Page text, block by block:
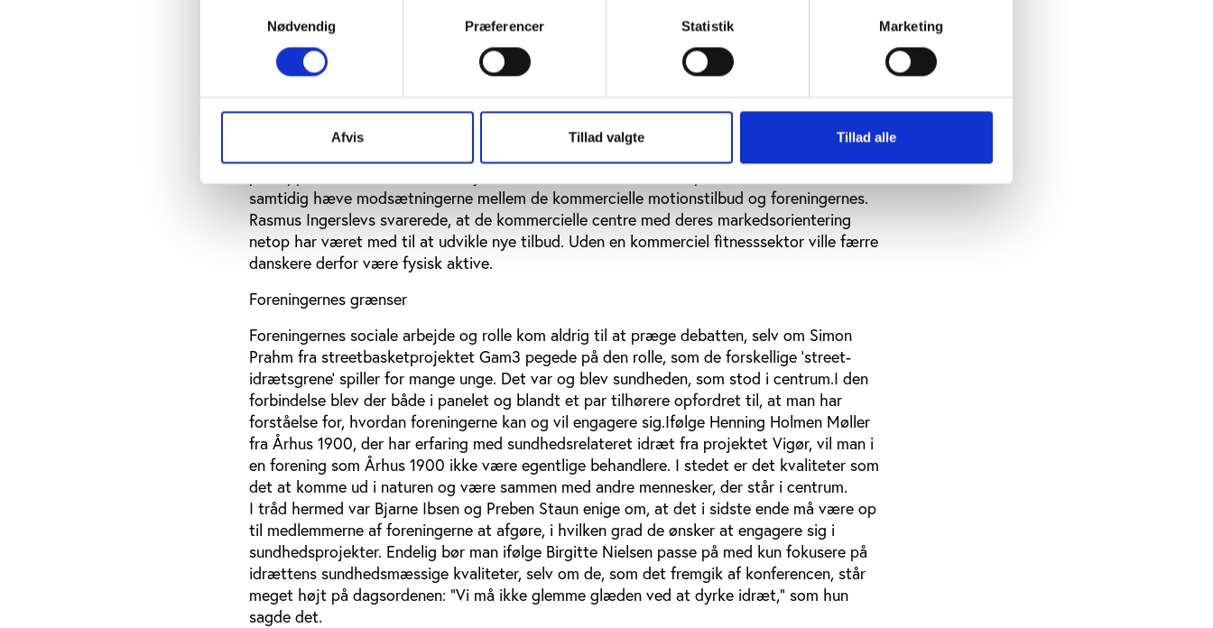
Nødvendig
Præferencer Statistik Marketing
Afvis Tillad valgte Tillad alle
Han fremhævede bl.a., at flere og flere centre i dag udvikler tilbud til børn, og at disse ofte
bliver godt modtaget af børnenes forældre, fordi tilbuddene ikke har
det konkurrencemoment over sig, som man ser i en del idrætsgrene. Desuden betyder
bør tænke centrene ind i deres sundhedsløsninger, ligesom man bør overveje, om en del af
de offentlige midler, som går til breddeidrætten, kan føres over til de kommercielle centre.
samtidig hæve modsætningerne mellem de kommercielle motionstilbud og foreningernes.
Rasmus Ingerslevs svarerede, at de kommercielle centre med deres markedsorientering
netop har været med til at udvikle nye tilbud. Uden en kommerciel fitnesssektor ville færre
danskere derfor være fysisk aktive.
Foreningernes grænser
Foreningernes sociale arbejde og rolle kom aldrig til at præge debatten, selv om Simon
Prahm fra streetbasketprojektet Gam3 pegede på den rolle, som de forskellige 'street-
idrætsgrene' spiller for mange unge. Det var og blev sundheden, som stod i centrum.I den
forbindelse blev der både i panelet og blandt et par tilhørere opfordret til, at man har
forståelse for, hvordan foreningerne kan og vil engagere sig.Ifølge Henning Holmen Møller
fra Århus 1900, der har erfaring med sundhedsrelateret idræt fra projektet Vigør, vil man i
en forening som Århus 1900 ikke være egentlige behandlere. I stedet er det kvaliteter som
det at komme ud i naturen og være sammen med andre mennesker, der står i centrum.
I tråd hermed var Bjarne Ibsen og Preben Staun enige om, at det i sidste ende må være op
til medlemmerne af foreningerne at afgøre, i hvilken grad de ønsker at engagere sig i
sundhedsprojekter. Endelig bør man ifølge Birgitte Nielsen passe på med kun fokusere på
idrættens sundhedsmæssige kvaliteter, selv om de, som det fremgik af konferencen, står
meget højt på dagsordenen: ”Vi må ikke glemme glæden ved at dyrke idræt,” som hun
sagde det.